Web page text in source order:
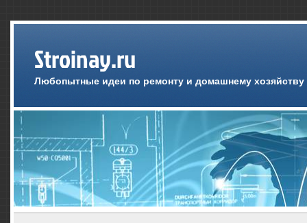
Stroinay.ru
Любопытные идеи по ремонту и домашнему хозяйству